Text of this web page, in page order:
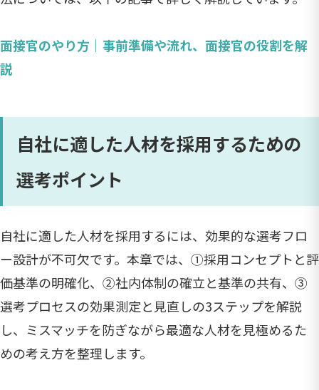
面接官のやり方｜事前準備や流れ、面接官の役割を解
説
自社に適した人材を採用するための
選考ポイント
自社に適した人材を採用するには、効果的な選考フロ
ー設計が不可欠です。本章では、①採用コンセプトと評
価基準の明確化、②社内体制の確立と基準の共有、③
選考プロセスの効果測定と見直しの3ステップを解説
し、ミスマッチを防ぎながら最適な人材を見極めるた
めの考え方を整理します。